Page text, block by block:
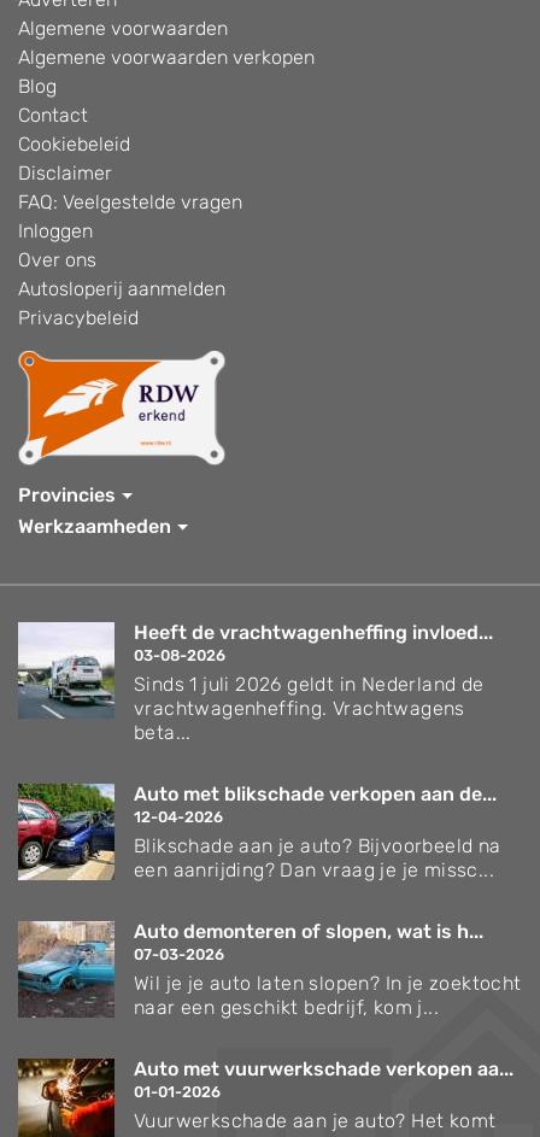
Algemene voorwaarden
Algemene voorwaarden verkopen
Blog
Contact
Cookiebeleid
Disclaimer
FAQ: Veelgestelde vragen
Inloggen
Over ons
Autosloperij aanmelden
Privacybeleid
Provincies
Werkzaamheden
Heeft de vrachtwagenheffing invloed...
03-08-2026
Sinds 1 juli 2026 geldt in Nederland de
vrachtwagenheffing. Vrachtwagens
beta...
Auto met blikschade verkopen aan de...
12-04-2026
Blikschade aan je auto? Bijvoorbeeld na
een aanrijding? Dan vraag je je missc...
Auto demonteren of slopen, wat is h...
07-03-2026
Wil je je auto laten slopen? In je zoektocht
naar een geschikt bedrijf, kom j...
Auto met vuurwerkschade verkopen aa...
01-01-2026
Vuurwerkschade aan je auto? Het komt